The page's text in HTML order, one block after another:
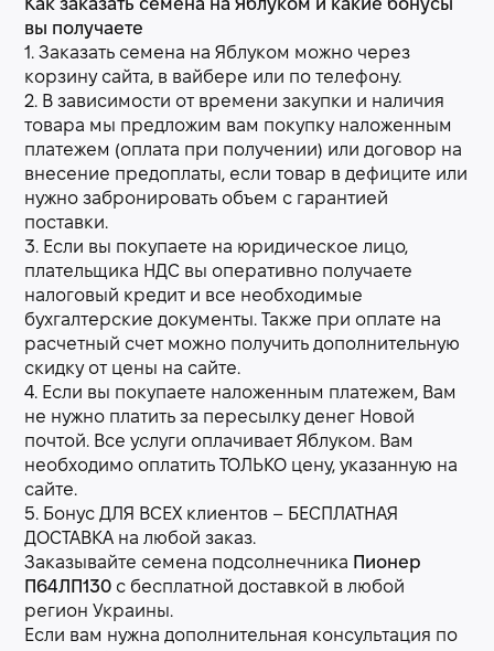
Как заказать семена на Яблуком и какие бонусы
вы получаете
1. Заказать семена на Яблуком можно через
корзину сайта, в вайбере или по телефону.
2. В зависимости от времени закупки и наличия
товара мы предложим вам покупку наложенным
платежем (оплата при получении) или договор на
внесение предоплаты, если товар в дефиците или
нужно забронировать объем с гарантией
поставки.
3. Если вы покупаете на юридическое лицо,
плательщика НДС вы оперативно получаете
налоговый кредит и все необходимые
бухгалтерские документы. Также при оплате на
расчетный счет можно получить дополнительную
скидку от цены на сайте.
4. Если вы покупаете наложенным платежем, Вам
не нужно платить за пересылку денег Новой
почтой. Все услуги оплачивает Яблуком. Вам
необходимо оплатить ТОЛЬКО цену, указанную на
сайте.
5. Бонус ДЛЯ ВСЕХ клиентов – БЕСПЛАТНАЯ
ДОСТАВКА на любой заказ.
Заказывайте семена подсолнечника
Пионер
П64ЛП130 с бесплатной доставкой в любой
регион Украины.
Если вам нужна дополнительная консультация по